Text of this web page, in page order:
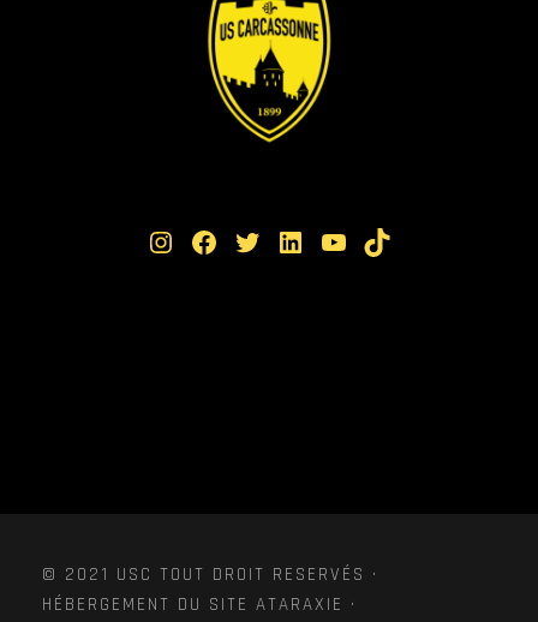
Instagram Facebook Twitter LinkedIn YouTube TikTok
© 2021 USC TOUT DROIT RESERVÉS ·
HÉBERGEMENT DU SITE ATARAXIE ·